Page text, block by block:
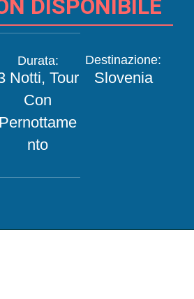
DISPONIBILE
Durata:
Notti, Tour
Con
Pernottame
Nto
Destinazione:
Slovenia